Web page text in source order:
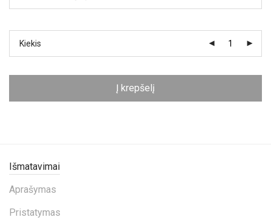
Kiekis
Į krepšelį
Išmatavimai
Aprašymas
Pristatymas